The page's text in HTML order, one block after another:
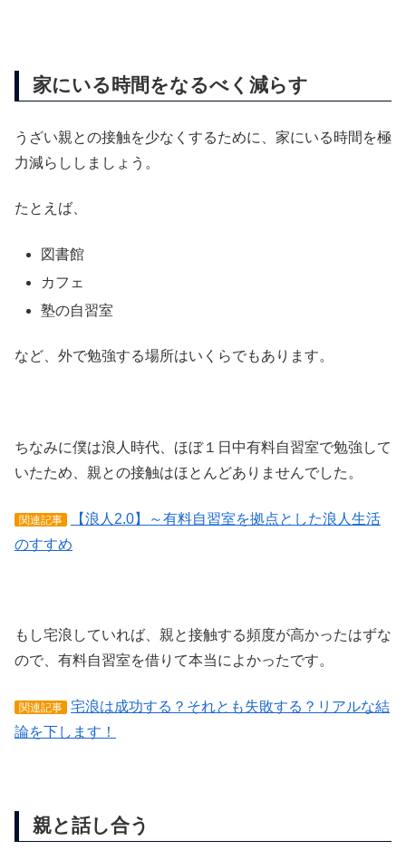
家にいる時間をなるべく減らす
うざい親との接触を少なくするために、家にいる時間を極
力減らししましょう。
たとえば、
図書館
カフェ
塾の自習室
など、外で勉強する場所はいくらでもあります。
ちなみに僕は浪人時代、ほぼ１日中有料自習室で勉強して
いたため、親との接触はほとんどありませんでした。
関連記事
【浪人2.0】～有料自習室を拠点とした浪人生活
のすすめ
もし宅浪していれば、親と接触する頻度が高かったはずな
ので、有料自習室を借りて本当によかったです。
関連記事
宅浪は成功する？それとも失敗する？リアルな結
論を下します！
親と話し合う